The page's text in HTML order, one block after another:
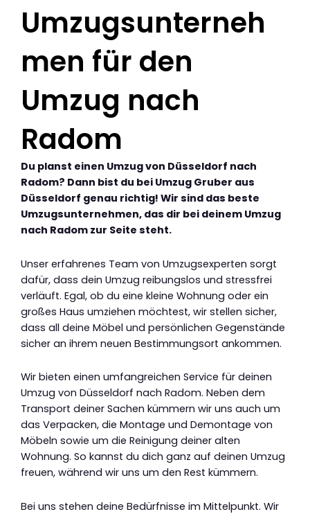
Umzugsunterneh
men für den
Umzug nach
Radom
Du planst einen Umzug von Düsseldorf nach
Radom? Dann bist du bei Umzug Gruber aus
Düsseldorf genau richtig! Wir sind das beste
Umzugsunternehmen, das dir bei deinem Umzug
nach Radom zur Seite steht.
Unser erfahrenes Team von Umzugsexperten sorgt
dafür, dass dein Umzug reibungslos und stressfrei
verläuft. Egal, ob du eine kleine Wohnung oder ein
großes Haus umziehen möchtest, wir stellen sicher,
dass all deine Möbel und persönlichen Gegenstände
sicher an ihrem neuen Bestimmungsort ankommen.
Wir bieten einen umfangreichen Service für deinen
Umzug von Düsseldorf nach Radom. Neben dem
Transport deiner Sachen kümmern wir uns auch um
das Verpacken, die Montage und Demontage von
Möbeln sowie um die Reinigung deiner alten
Wohnung. So kannst du dich ganz auf deinen Umzug
freuen, während wir uns um den Rest kümmern.
Bei uns stehen deine Bedürfnisse im Mittelpunkt. Wir